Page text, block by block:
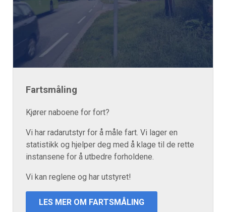
Fartsmåling
Kjører naboene for fort?
Vi har radarutstyr for å måle fart. Vi lager en
statistikk og hjelper deg med å klage til de rette
instansene for å utbedre forholdene.
Vi kan reglene og har utstyret!
LES MER OM FARTSMÅLING